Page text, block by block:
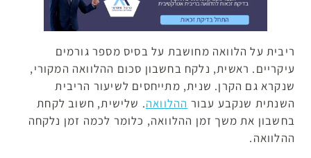
ריבית על הלוואה מחושבת על בסיס מספר גורמים
עיקריים. ראשית, נלקח בחשבון סכום ההלוואה המקורי,
שנקרא גם הקרן. שנית, מתייחסים לשיעור הריבית
השנתית שנקבע עבור ההלוואה. שלישית, חשוב לקחת
בחשבון את משך זמן ההלוואה, כלומר לכמה זמן נלקחה
ההלוואה.